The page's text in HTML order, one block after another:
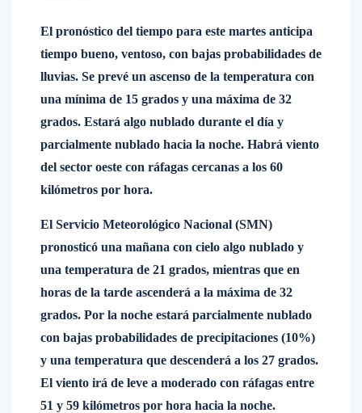
El pronóstico del tiempo para este martes anticipa
tiempo bueno, ventoso, con bajas probabilidades de
lluvias. Se prevé un ascenso de la temperatura con
una mínima de 15 grados y una máxima de 32
grados. Estará algo nublado durante el día y
parcialmente nublado hacia la noche. Habrá viento
del sector oeste con ráfagas cercanas a los 60
kilómetros por hora.
El Servicio Meteorológico Nacional (SMN)
pronosticó una mañana con cielo algo nublado y
una temperatura de 21 grados, mientras que en
horas de la tarde ascenderá a la máxima de 32
grados. Por la noche estará parcialmente nublado
con bajas probabilidades de precipitaciones (10%)
y una temperatura que descenderá a los 27 grados.
El viento irá de leve a moderado con ráfagas entre
51 y 59 kilómetros por hora hacia la noche.